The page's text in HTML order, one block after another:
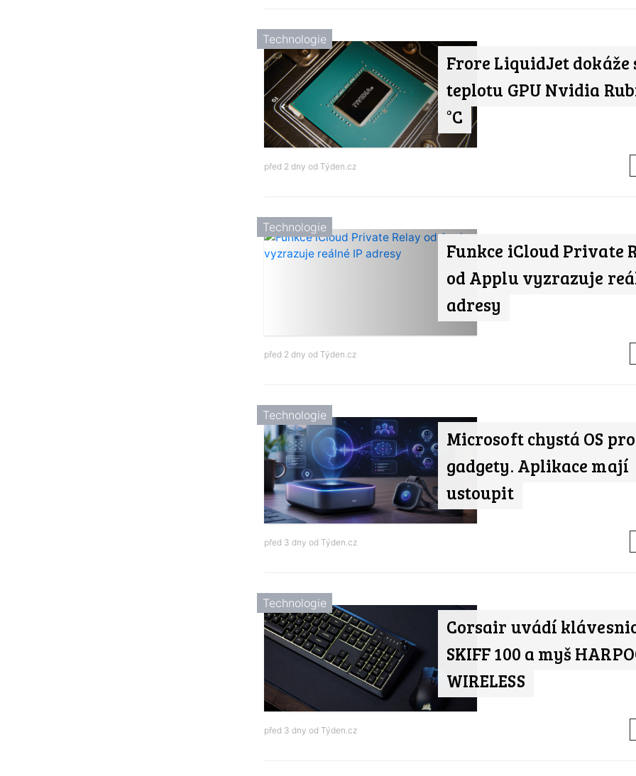
Frore LiquidJet
teplotu GPU Nvidia
°C
Technologie
před 2 dny od Týden.cz
Funkce iCloud Private
od Applu vyzrazuje
adresy
Technologie
před 2 dny od Týden.cz
Microsoft chystá OS
gadgety. Aplikace mají
ustoupit
Technologie
před 3 dny od Týden.cz
Corsair uvádí
SKIFF 100 a myš
WIRELESS
Technologie
před 3 dny od Týden.cz